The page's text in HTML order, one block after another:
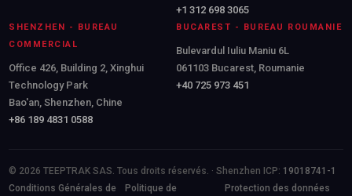
+1 312 698 3065
SHENZHEN - BUREAU
COMMERCIAL
Office 426, Building 2, Xinghui
Technology Park
Bao'an, Shenzhen, Chine
+86 189 4831 0588
BUCAREST - BUREAU ROUMANIE
Bulevardul Iuliu Maniu 6L
061103 Bucarest, Roumanie
+40 725 973 451
© 2026 TEEPTRAK SAS. Tous droits réservés. · Shenzhen ICP: 19018741-1
Conditions Générales de
Politique de Protection des données